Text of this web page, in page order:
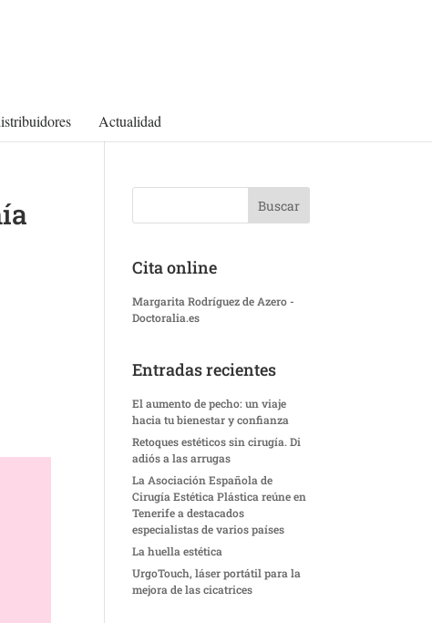
Actualidad
Cita online
Margarita Rodríguez de Azero -
Doctoralia.es
Entradas recientes
El aumento de pecho: un viaje
hacia tu bienestar y confianza
Retoques estéticos sin cirugía. Di
adiós a las arrugas
La Asociación Española de
Cirugía Estética Plástica reúne en
Tenerife a destacados
especialistas de varios países
La huella estética
UrgoTouch, láser portátil para la
mejora de las cicatrices